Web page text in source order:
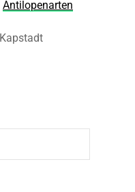
Antilopenarten